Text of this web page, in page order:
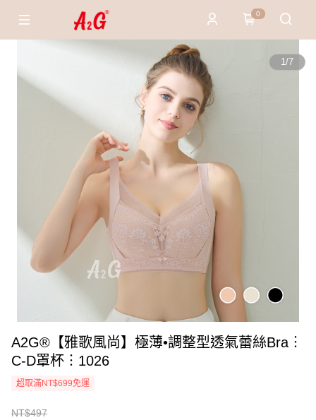
0
1/7
A2G®【雅歌風尚】極薄•調整型透氣蕾絲Bra︙
C-D罩杯︙1026
超取滿NT$699免運
NT$497